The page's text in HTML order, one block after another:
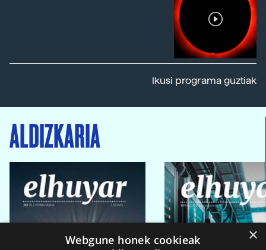
Ikusi programa guztiak
ALDIZKARIA
×
Webgune honek cookieak